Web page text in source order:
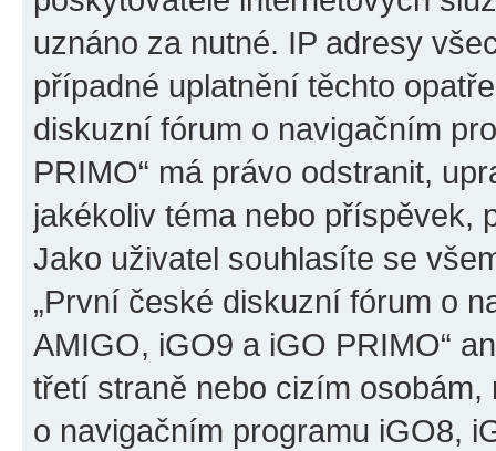
uznáno za nutné. IP adresy
případné uplatnění těchto
diskuzní fórum o navigačním
PRIMO“ má právo odstranit,
jakékoliv téma nebo příspěvek,
Jako uživatel souhlasíte se
„První české diskuzní fórum o
AMIGO, iGO9 a iGO PRIMO“
třetí straně nebo cizím
o navigačním programu iGO8,